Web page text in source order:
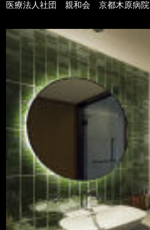
医療法人社団 親和会 京都木原病院